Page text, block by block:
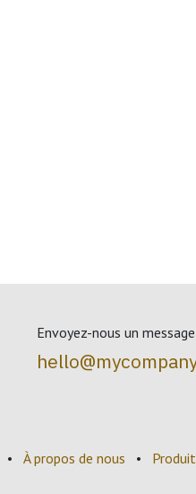
Envoyez-nous un message
• À propos de nous •